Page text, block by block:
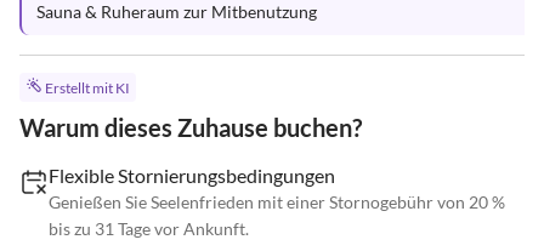
Sauna & Ruheraum zur Mitbenutzung
Erstellt mit KI
Warum dieses Zuhause buchen?
Flexible Stornierungsbedingungen
Genießen Sie Seelenfrieden mit einer Stornogebühr von 20 %
bis zu 31 Tage vor Ankunft.